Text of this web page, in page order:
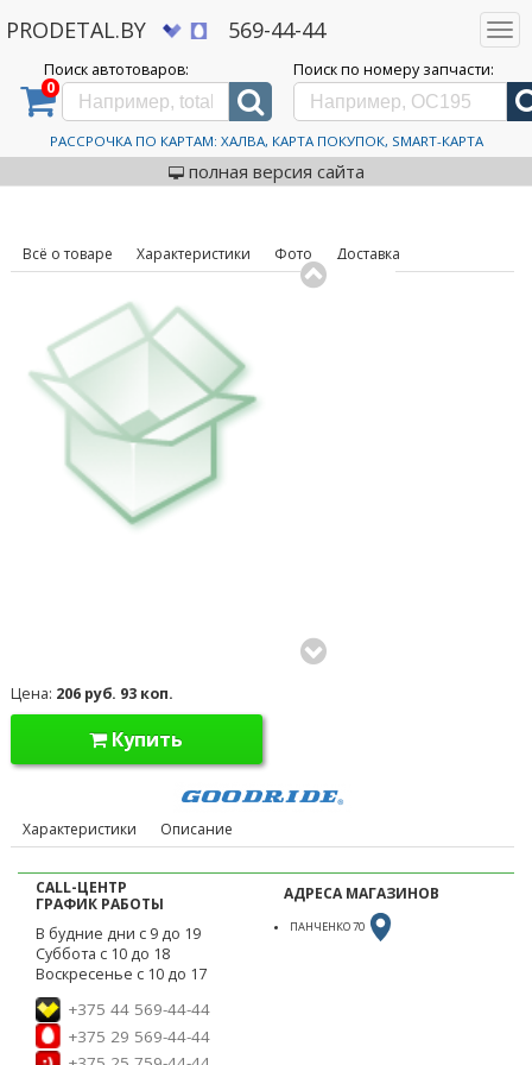
PRODETAL.BY 569-44-44
Поиск автотоваров:
0
Поиск по номеру запчасти:
РАССРОЧКА ПО КАРТАМ: ХАЛВА, КАРТА ПОКУПОК, SMART-КАРТА
полная версия сайта
Дискаунтер автозапчастей PRODETAL.BY > Каталог автотоваров > Шины > Goodride >
235/45R19 99V
Автошины Goodride SW608
код товара: 631154
Всё о товаре Характеристики Фото Доставка
Цена: 206 руб. 93 коп.
Купить
Характеристики Описание
CALL-ЦЕНТР
ГРАФИК РАБОТЫ
В будние дни с 9 до 19
Суббота с 10 до 18
Воскресенье с 10 до 17
+375 44 569-44-44
+375 29 569-44-44
АДРЕСА МАГАЗИНОВ
ПАНЧЕНКО 70